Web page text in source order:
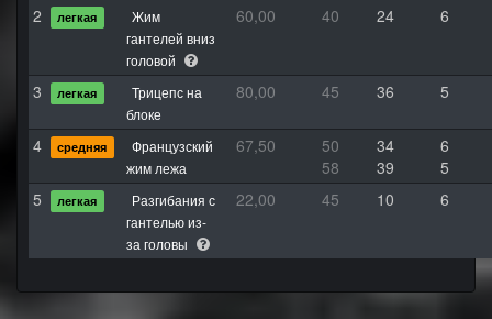
2
легкая
Жим
гантелей вниз
головой
60,00 40 24 6
3 легкая
Трицепс на
блоке
80,00 45 36 5
4 средняя
Французский
жим лежа
67,50 50 34
6
58
39
5
5
легкая
Разгибания с
гантелью из-
за головы
22,00 45 10 6